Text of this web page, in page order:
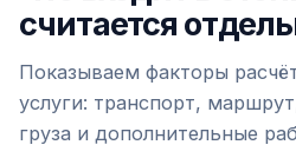
считается
Показываем факторы
услуги: транспорт,
груза и дополнительные